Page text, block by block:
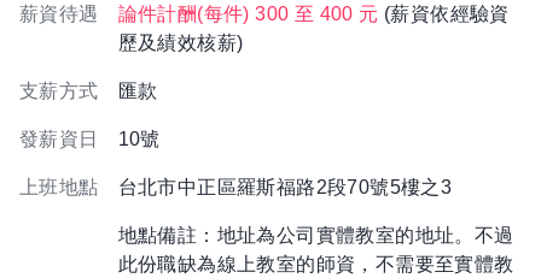
薪資待遇 論件計酬(每件) 300 至 400 元 (薪資依經驗資
歷及績效核薪)
支薪方式 匯款
發薪資日 10號
上班地點 台北市中正區羅斯福路2段70號5樓之3
地點備註：地址為公司實體教室的地址。不過
此份職缺為線上教室的師資，不需要至實體教